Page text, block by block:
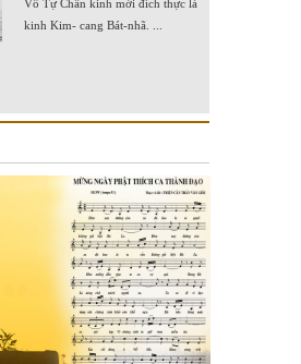
Vô Tự Chân kinh mới đích thực là
kinh Kim- cang Bát-nhã. ...